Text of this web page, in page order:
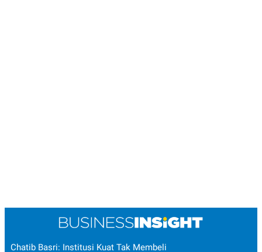
Chatib Basri: Institusi Kuat Tak Membeli